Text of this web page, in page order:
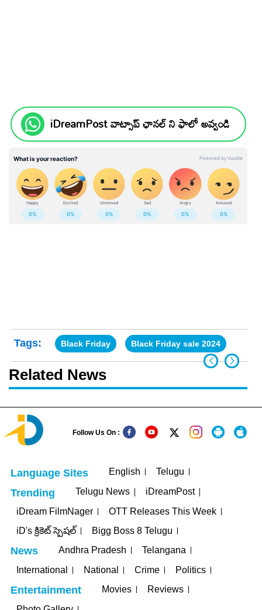
iDreamPost వాట్సాప్ ఛానల్ ని ఫాలో అవ్వండి
Tags: Black Friday Black Friday sale 2024
Related News
Follow Us On :
Language Sites English Telugu
Trending Telugu News
iDreamPost
iDream FilmNager
OTT Releases This Week
iD's క్రికెట్ స్పెషల్
Bigg Boss 8 Telugu
News Andhra Pradesh
Telangana
International
National Crime Politics
Entertainment Movies
Reviews